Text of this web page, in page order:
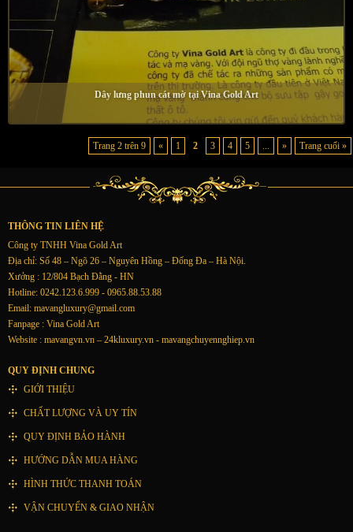
Dây lưng phun cát mờ tại Vina Gold Art
Trang 2 trên 9 « 1 2 3 4 5 ... » Trang cuối »
THÔNG TIN LIÊN HỆ
Công ty TNHH Vina Gold Art
Địa chỉ: Số 48 – Ngõ 26 – Nguyên Hồng – Đống Đa – Hà Nội.
Xưởng : 12/804 Bạch Đằng - HN
Hotline: 0242.123.6.999 - 0965.88.53.88
Email: mavangluxury@gmail.com
Fanpage : Vina Gold Art
Website : mavangvn.vn – 24kluxury.vn - mavangchuyennghiep.vn
QUY ĐỊNH CHUNG
GIỚI THIỆU
CHẤT LƯỢNG VÀ UY TÍN
QUY ĐỊNH BẢO HÀNH
HƯỚNG DẪN MUA HÀNG
HÌNH THỨC THANH TOÁN
VẬN CHUYỂN & GIAO NHẬN